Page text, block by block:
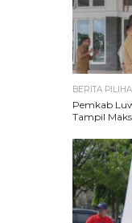
BERITA
Pemkab
Tampil